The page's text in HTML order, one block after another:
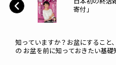
寄付」
知っていますか？お盆にすること
の お盆を前に知っておきたい基礎